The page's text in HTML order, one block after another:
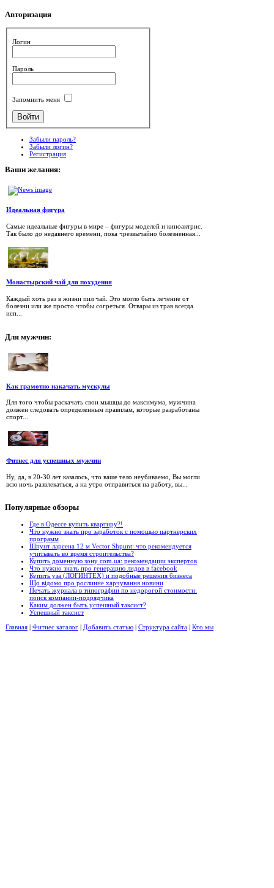
Авторизация
Логин
Пароль
Запомнить меня
Забыли пароль?
Забыли логин?
Регистрация
Ваши желания:
Идеальная фигура
Самые идеальные фигуры в мире – фигуры моделей и киноактрис.
Так было до недавнего времени, пока чрезвычайно болезненная...
Монастырский чай для похудения
Каждый хоть раз в жизни пил чай. Это могло быть лечение от
болезни или же просто чтобы согреться. Отвары из трав всегда
исп...
Для мужчин:
Как грамотно накачать мускулы
Для того чтобы раскачать свои мышцы до максимума, мужчина
должен следовать определенным правилам, которые разработаны
спорт...
Фитнес для успешных мужчин
Ну, да, в 20-30 лет казалось, что ваше тело неубиваемо, Вы могли
всю ночь развлекаться, а на утро отправиться на работу, вы...
Популярные обзоры
Где в Одессе купить квартиру?!
Что нужно знать про заработок с помощью партнерских
программ
Шпунт ларсена 12 м Vector Shpunt: что рекомендуется
учитывать во время строительства?
Купить доменную зону com.ua: рекомендации экспертов
Что нужно знать про генерацию лидов в facebook
Купить уза (ЛОГИНТЕХ) и подобные решения бизнеса
Що відомо про рослинне харчування новини
Печать журнала в типографии по недорогой стоимости:
поиск компании-подрядчика
Каким должен быть успешный таксист?
Успешный таксист
Главная
Фитнес каталог Добавить статью Структура сайта Кто мы